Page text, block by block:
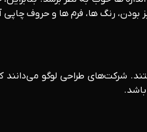
بودن، رنگ ها، فرم ها و حروف